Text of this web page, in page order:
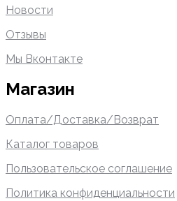
Новости
Отзывы
Мы Вконтакте
Магазин
Оплата/Доставка/Возврат
Каталог товаров
Пользовательское соглашение
Политика конфиденциальности